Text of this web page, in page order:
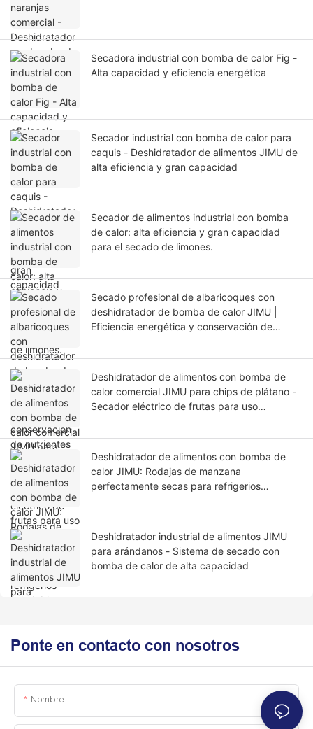
Secadora industrial con bomba de calor Fig -
Alta capacidad y eficiencia energética
Secador industrial con bomba de calor para
caquis - Deshidratador de alimentos JIMU de
alta eficiencia y gran capacidad
Secador de alimentos industrial con bomba
de calor: alta eficiencia y gran capacidad
para el secado de limones.
Secado profesional de albaricoques con
deshidratador de bomba de calor JIMU |
Eficiencia energética y conservación de
Deshidratador de alimentos con bomba de
calor comercial JIMU para chips de plátano -
Secador eléctrico de frutas para uso
Deshidratador de alimentos con bomba de
calor JIMU: Rodajas de manzana
perfectamente secas para refrigerios
Deshidratador industrial de alimentos JIMU
para arándanos - Sistema de secado con
bomba de calor de alta capacidad
Ponte en contacto con nosotros
Nombre